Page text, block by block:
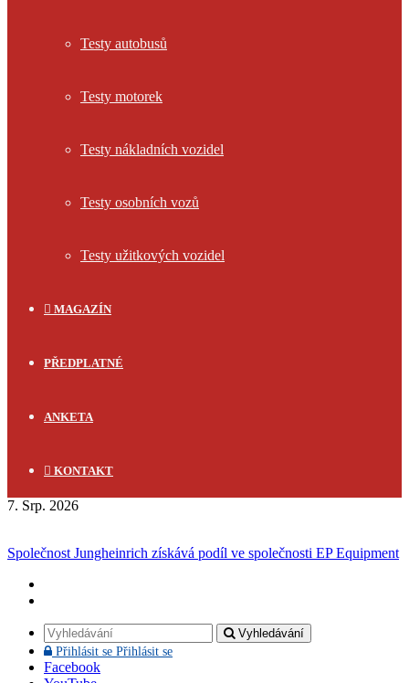
Testy autobusů
Testy motorek
Testy nákladních vozidel
Testy osobních vozů
Testy užitkových vozidel
MAGAZÍN
PŘEDPLATNÉ
ANKETA
KONTAKT
7. Srp. 2026
Společnost Jungheinrich získává podíl ve společnosti EP Equipment
Vyhledávání
Přihlásit se Přihlásit se
Facebook